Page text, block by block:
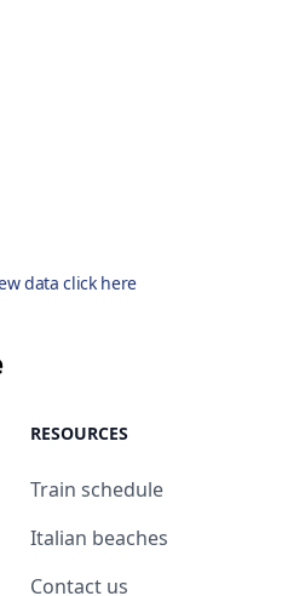
data click here
RESOURCES
Train schedule
Italian beaches
Contact us